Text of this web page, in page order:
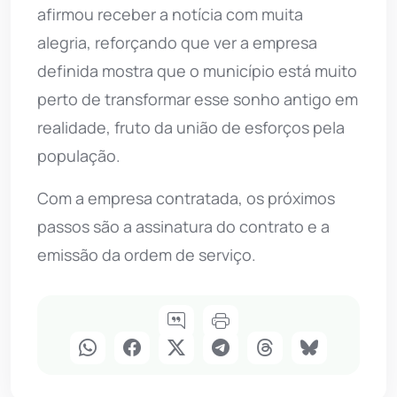
afirmou receber a notícia com muita
alegria, reforçando que ver a empresa
definida mostra que o município está muito
perto de transformar esse sonho antigo em
realidade, fruto da união de esforços pela
população.
Com a empresa contratada, os próximos
passos são a assinatura do contrato e a
emissão da ordem de serviço.